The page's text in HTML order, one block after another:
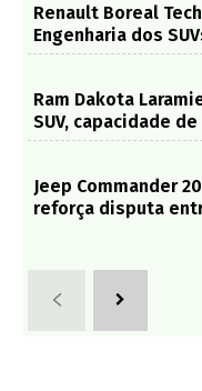
Renault Boreal
Engenharia dos
Ram Dakota
SUV, capacidade
Jeep Commander
reforça disputa